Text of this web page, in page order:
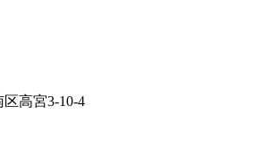
高宮3-10-4